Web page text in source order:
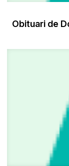
Obituari de